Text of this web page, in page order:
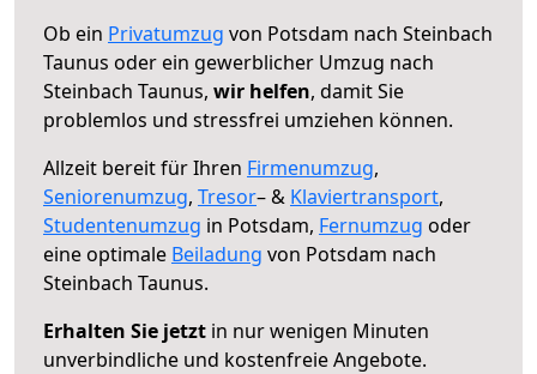
Ob ein Privatumzug von Potsdam nach Steinbach
Taunus oder ein gewerblicher Umzug nach
Steinbach Taunus, wir helfen, damit Sie
problemlos und stressfrei umziehen können.
Allzeit bereit für Ihren Firmenumzug,
Seniorenumzug, Tresor– & Klaviertransport,
Studentenumzug in Potsdam, Fernumzug oder
eine optimale Beiladung von Potsdam nach
Steinbach Taunus.
Erhalten Sie jetzt in nur wenigen Minuten
unverbindliche und kostenfreie Angebote.